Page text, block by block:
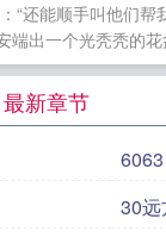
“还能顺手叫他们
端出一个光秃秃的
新章节
6063
30远